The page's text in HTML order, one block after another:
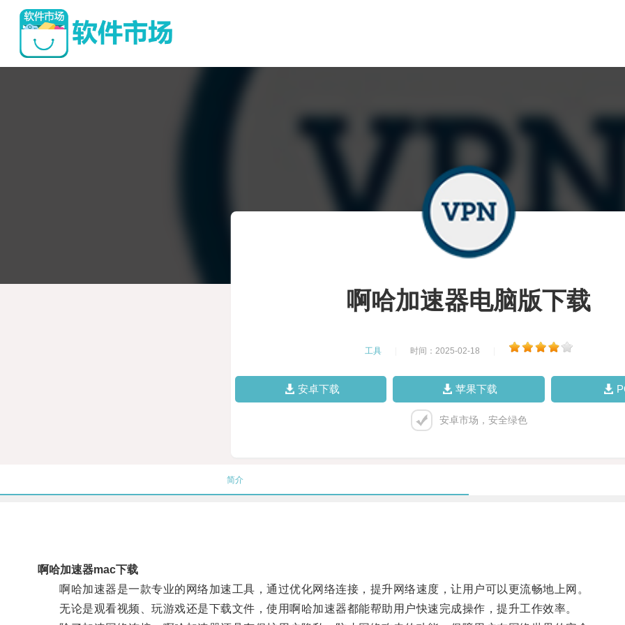
啊哈加速器电脑版下载
工具 时间：2025-02-18
安卓下载 苹果下载
安卓市场，安全绿色
简介
啊哈加速器mac下载
啊哈加速器是一款专业的网络加速工具，通过优化网络连接，提升网络速度，让用户可以更流畅地上网。
无论是观看视频、玩游戏还是下载文件，使用啊哈加速器都能帮助用户快速完成操作，提升工作效率。